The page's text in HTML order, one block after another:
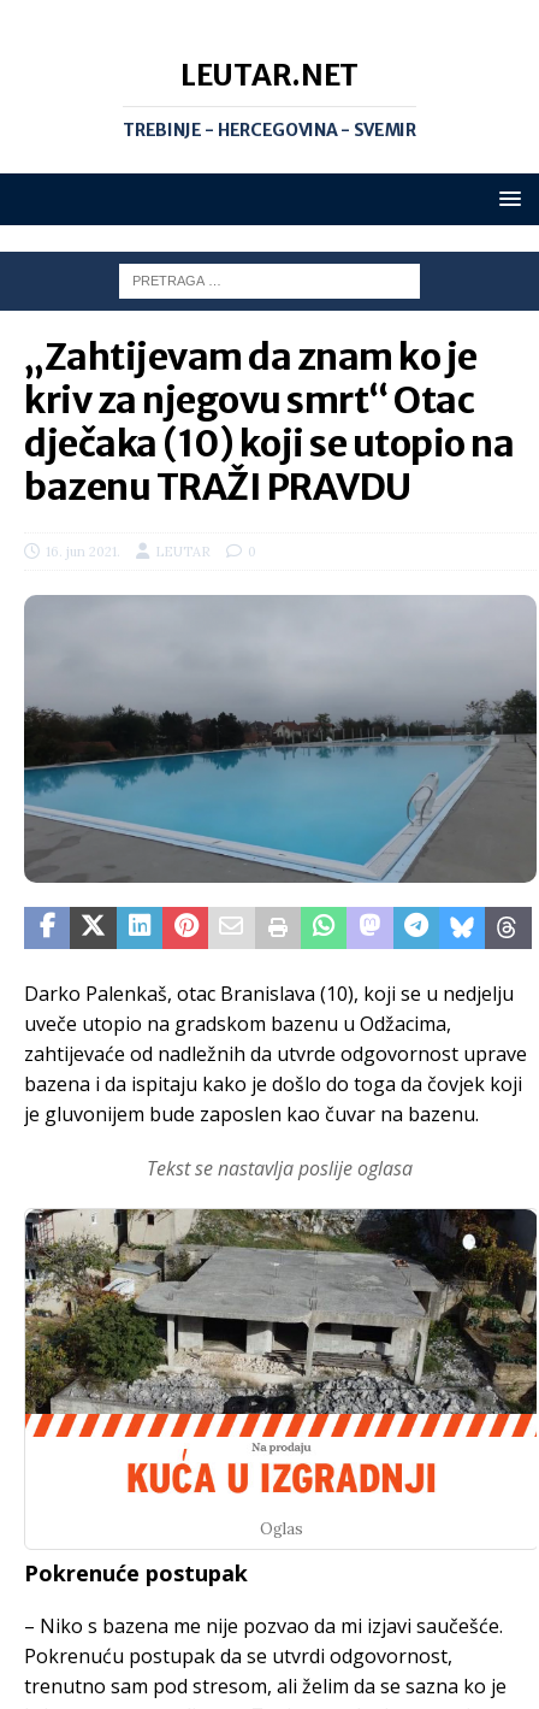
LEUTAR.NET
TREBINJE - HERCEGOVINA - SVEMIR
„Zahtijevam da znam ko je
kriv za njegovu smrt“ Otac
dječaka (10) koji se utopio na
bazenu TRAŽI PRAVDU
16. jun 2021. LEUTAR 0
Darko Palenkaš, otac Branislava (10), koji se u nedjelju
uveče utopio na gradskom bazenu u Odžacima,
zahtijevaće od nadležnih da utvrde odgovornost uprave
bazena i da ispitaju kako je došlo do toga da čovjek koji
je gluvonijem bude zaposlen kao čuvar na bazenu.
Tekst se nastavlja poslije oglasa
Oglas
Pokrenuće postupak
– Niko s bazena me nije pozvao da mi izjavi saučešće.
Pokrenuću postupak da se utvrdi odgovornost,
trenutno sam pod stresom, ali želim da se sazna ko je